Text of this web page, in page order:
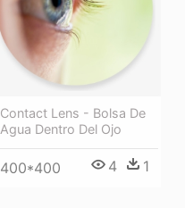
Contact Lens - Bolsa De
Agua Dentro Del Ojo
400*400 4 1